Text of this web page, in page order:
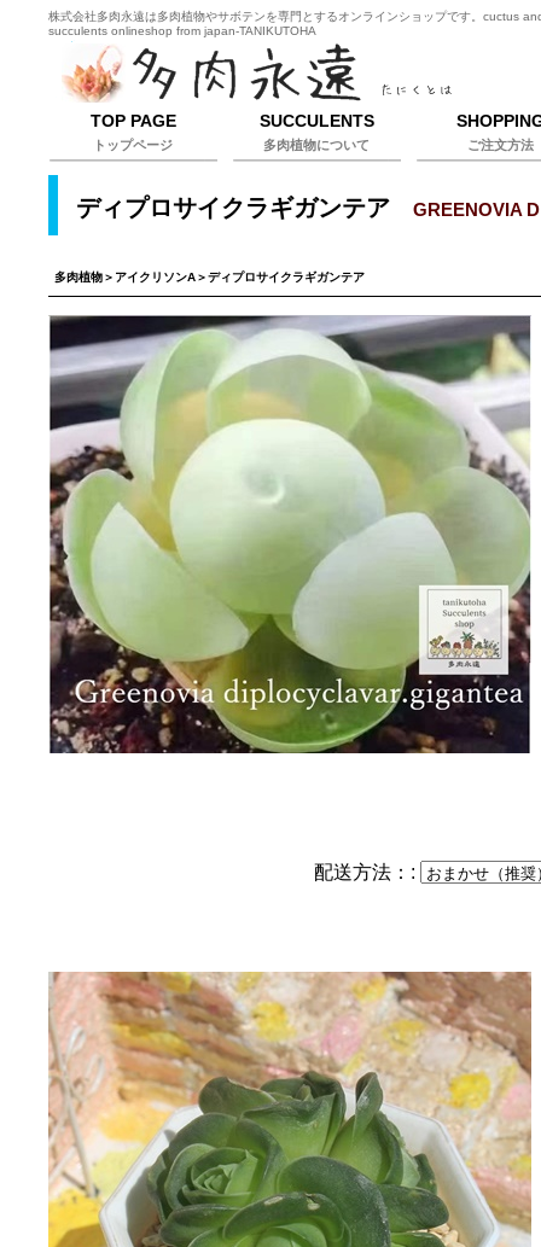
株式会社多肉永遠は多肉植物やサボテンを専門とするオンラインショップです。cuctus
succulents onlineshop from japan-TANIKUTOHA
ディプロサイクラギガンテア GREENOVIA
多肉植物＞ アイクリソンA＞ディプロサイクラギガンテア
配送方法：:
TOP PAGE
トップページ
SUCCULENTS
多肉植物について ご注文方法